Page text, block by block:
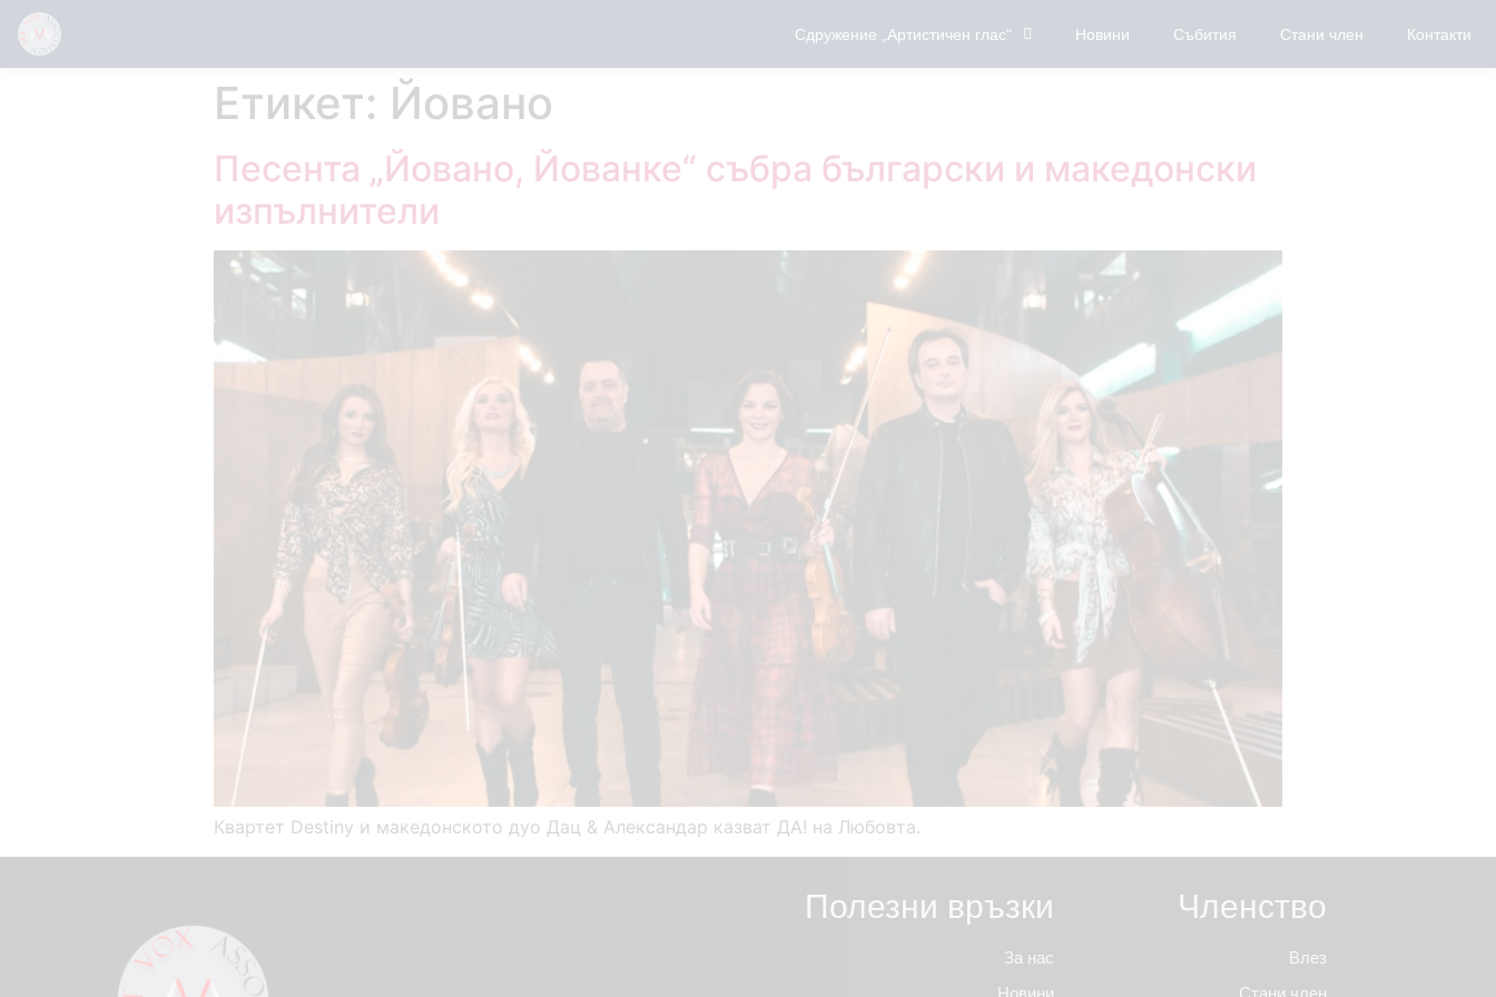
Сдружение „Артистичен глас“ Новини Събития Стани член Контакти
Етикет: Йовано
Песента „Йовано, Йованке“ събра български и македонски
изпълнители
Квартет Destiny и македонското дуо Дац & Александар казват ДА! на Любовта.
Полезни връзки
За нас
Новини
Членство
Влез
Стани член